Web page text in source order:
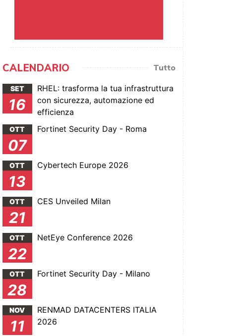
CALENDARIO Tutto
SET
16
RHEL: trasforma la tua infrastruttura
con sicurezza, automazione ed
efficienza
OTT
07
Fortinet Security Day - Roma
OTT
13
Cybertech Europe 2026
OTT
21
CES Unveiled Milan
OTT
22
NetEye Conference 2026
OTT
28
Fortinet Security Day - Milano
NOV
11
RENMAD DATACENTERS ITALIA
2026